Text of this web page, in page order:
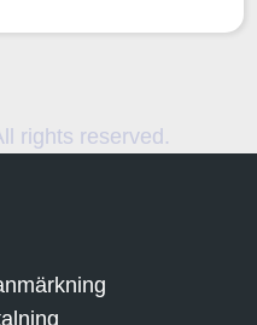
rights reserved.